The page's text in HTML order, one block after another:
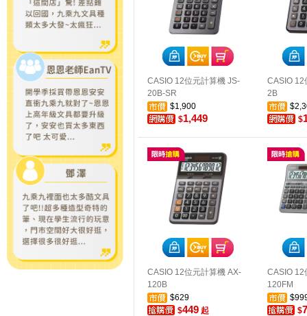
CASIO 12位元計算機 JS-
20B-SR
$1,900
$1,449
CASIO 12
2B
$
CASIO 12位元計算機 AX-
120B
$629
$449起
CASIO 12
120FM
$